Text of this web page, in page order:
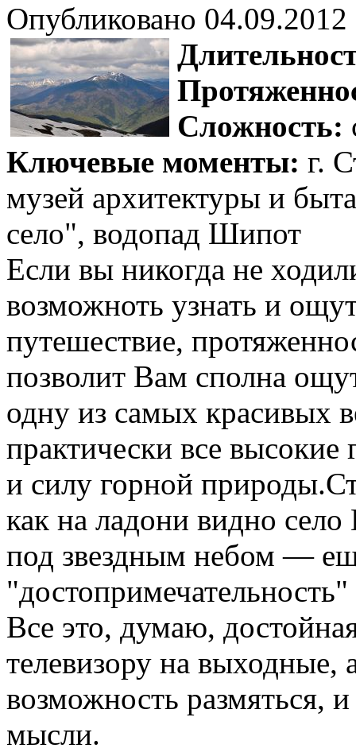
Опубликовано 04.09.2012
Сложность:
Ключевые моменты: г.
музей архитектуры и
село", водопад Шипот
Если вы никогда не
возможноть узнать и
путешествие,
позволит Вам сполна
одну из самых красивых
практически все высокие
и силу горной природы.
как на ладони видно
под звездным небом —
Все это, думаю,
телевизору на выходные,
возможность размяться,
мысли.